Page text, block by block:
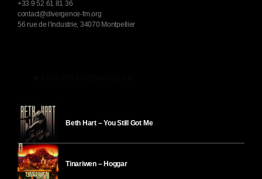
+33 9 52 61 81 36
contact@divergence-fm.org
56 rue de l'industrie, 34070 Montpellier
Beth Hart – You Still Got Me
Tinariwen – Hoggar